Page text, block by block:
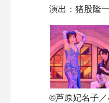
演出：猪股隆
©芦原妃名子